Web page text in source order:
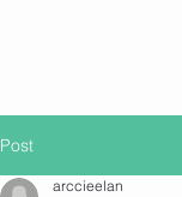
Post
arccieelan